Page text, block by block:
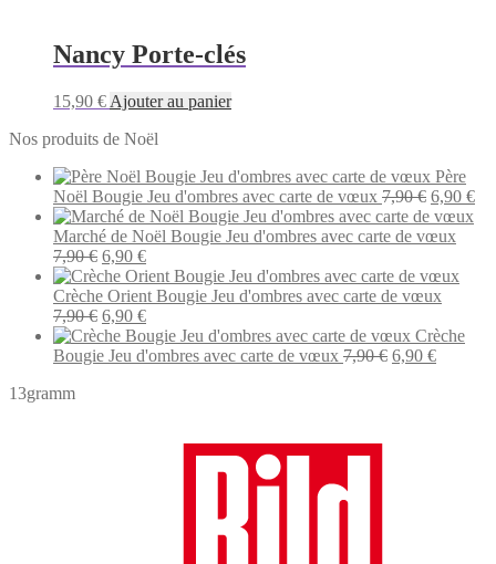
12,90 €.
10,90 €.
Nancy Porte-clés
15,90 € Ajouter au panier
Nos produits de Noël
Père
Noël Bougie Jeu d'ombres avec carte de vœux 7,90€ Le
prix
initial
7,90 €.
6,90 €Le
Marché de Noël Bougie Jeu d'ombres avec carte de vœux
7,90€ Le
prix
initial
était :
7,90 €.
6,90 €Le
prix
actuel
est :
6,90 €.
Crèche Orient Bougie Jeu d'ombres avec carte de vœux
7,90€ Le
prix
initial
6,90 €Le
prix
actuel
Crèche
Bougie Jeu d'ombres avec carte de vœux 7,90€ Le
6,90 €Le
13gramm